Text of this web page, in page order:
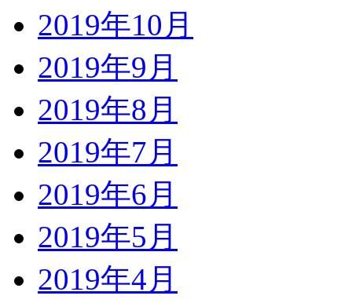
2019年10月
2019年9月
2019年8月
2019年7月
2019年6月
2019年5月
2019年4月